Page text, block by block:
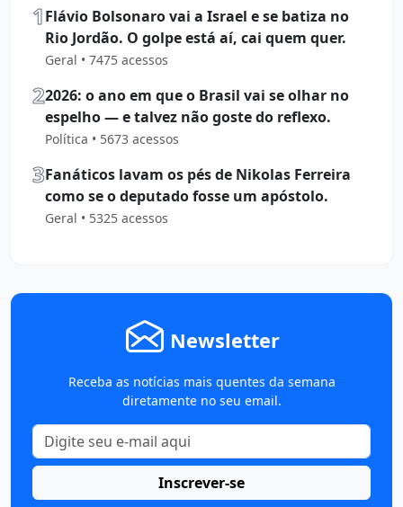
1Flávio Bolsonaro vai a Israel e se batiza no
Rio Jordão. O golpe está aí, cai quem quer.
Geral • 7475 acessos
22026: o ano em que o Brasil vai se olhar no
espelho — e talvez não goste do reflexo.
Política • 5673 acessos
3Fanáticos lavam os pés de Nikolas Ferreira
como se o deputado fosse um apóstolo.
Geral • 5325 acessos
Newsletter
Receba as notícias mais quentes da semana
diretamente no seu email.
Inscrever-se